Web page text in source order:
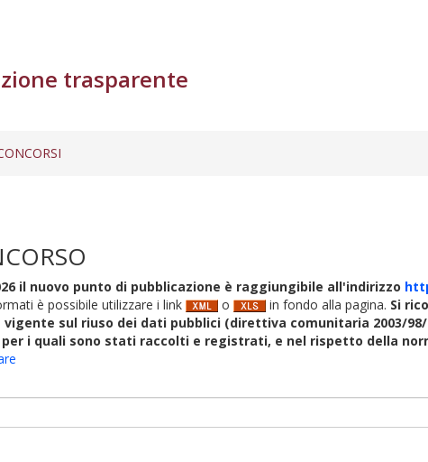
trasparente
il nuovo punto di pubblicazione è raggiungibile all'indirizzo
è possibile utilizzare i link
o in fondo alla pagina. Si
sul riuso dei dati pubblici (direttiva comunitaria 2003/
i quali sono stati raccolti e registrati, e nel rispetto della